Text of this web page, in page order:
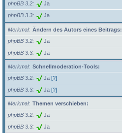
phpBB 3.2
Ja
phpBB 3.3 Ja
Merkmal
Ändern des Autors eines Beitrags:
phpBB 3.2
Ja
phpBB 3.3 Ja
Merkmal
Schnellmoderation-Tools:
phpBB 3.2
Ja [?]
phpBB 3.3 Ja [?]
Merkmal
Themen verschieben:
phpBB 3.2
Ja
phpBB 3.3 Ja